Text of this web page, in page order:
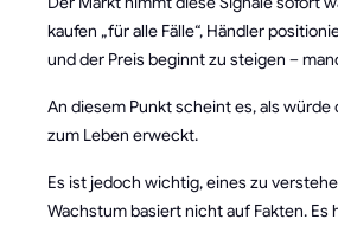
kaufen „für alle Fälle“, Händler
und der Preis beginnt zu steigen –
An diesem Punkt scheint es, als würde
zum Leben erweckt.
Es ist jedoch wichtig, eines zu
Wachstum basiert nicht auf Fakten. Es